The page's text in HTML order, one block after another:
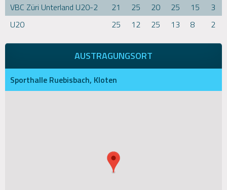
VBC Züri Unterland U20-2
21 25 20 25 15
3
U20
25 12 25 13 8 2
AUSTRAGUNGSORT
Sporthalle Ruebisbach, Kloten